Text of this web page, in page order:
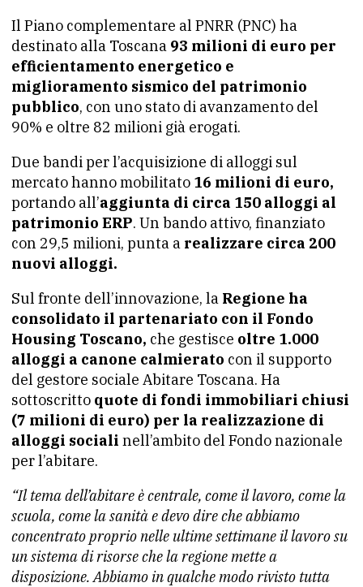
Il Piano complementare al PNRR (PNC) ha
destinato alla Toscana 93 milioni di euro per
efficientamento energetico e
miglioramento sismico del patrimonio
pubblico, con uno stato di avanzamento del
90% e oltre 82 milioni già erogati.
Due bandi per l’acquisizione di alloggi sul
mercato hanno mobilitato 16 milioni di euro,
portando all’aggiunta di circa 150 alloggi al
patrimonio ERP. Un bando attivo, finanziato
con 29,5 milioni, punta a realizzare circa 200
nuovi alloggi.
Sul fronte dell’innovazione, la Regione ha
consolidato il partenariato con il Fondo
Housing Toscano, che gestisce oltre 1.000
alloggi a canone calmierato con il supporto
del gestore sociale Abitare Toscana. Ha
sottoscritto quote di fondi immobiliari chiusi
(7 milioni di euro) per la realizzazione di
alloggi sociali nell’ambito del Fondo nazionale
per l’abitare.
“Il tema dell’abitare è centrale, come il lavoro, come la
scuola, come la sanità e devo dire che abbiamo
concentrato proprio nelle ultime settimane il lavoro su
un sistema di risorse che la regione mette a
disposizione. Abbiamo in qualche modo rivisto tutta